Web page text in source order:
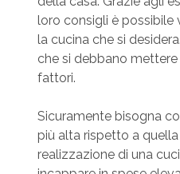
loro consigli è possibile
la cucina che si
che si debbano
fattori.
Sicuramente bisogna
più alta rispetto a
realizzazione di una